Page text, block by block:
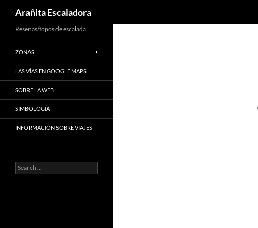
to
content
Arañita Escaladora
Reseñas/topos de escalada
ZONAS
LAS VÍAS EN GOOGLE MAPS
SOBRE LA WEB
SIMBOLOGÍA
INFORMACIÓN SOBRE VIAJES
Search
for: